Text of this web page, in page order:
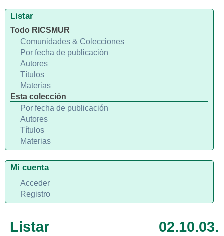
Listar 02.10.03.
Listar
Todo RICSMUR
Comunidades & Colecciones
Por fecha de publicación
Autores
Títulos
Materias
Esta colección
Por fecha de publicación
Autores
Títulos
Materias
Mi cuenta
Acceder
Registro